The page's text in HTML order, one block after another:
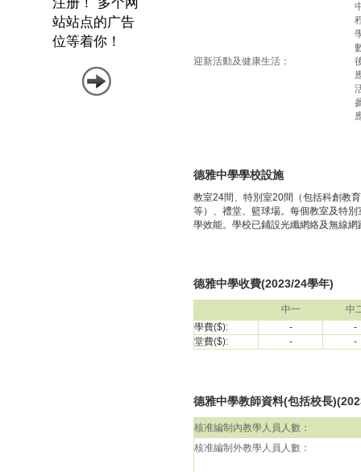
迎新活動及健康生活：
德雅中學學校設施
教室24間、特別室20間（包括科創教
等）、禮堂、籃球場。每個教室及特
學效能。學校已鋪設光纖網絡及無線
德雅中學收費(2023/24學年)
中一
中
學費($):
-
-
堂費($):
- -
德雅中學教師資料(包括校長
核准編制內教學人員人數：
核准編制外教學人員人數：